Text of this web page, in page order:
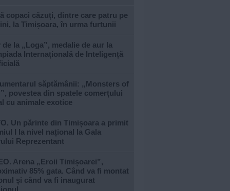
copaci căzuți, dintre care patru pe
la Timișoara, în urma furtunii
de la „Loga”, medalie de aur la
Internațională de Inteligență
săptămânii: „Monsters of
povestea din spatele comerțului
cu animale exotice
Un părinte din Timișoara a primit
I la nivel național la Gala
Reprezentant
Arena „Eroii Timișoarei”,
85% gata. Când va fi montat
și când va fi inaugurat